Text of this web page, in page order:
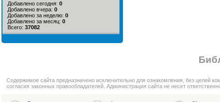
Добавлено сегодня: 0
Добавлено вчера: 0
Добавлено за неделю: 0
Добавлено за месяц: 0
Всего: 37082
Cодержимое сайта предназначено исключительно для ознакомления, без целей
согласия законных правообладателей. Администрация сайта не несет